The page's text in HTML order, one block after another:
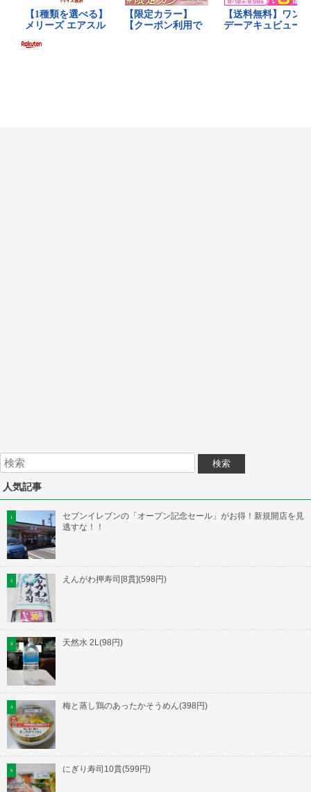
人気記事
セブンイレブンの「オープン記念セール」がお得！新規開店を見
逃すな！！
えんがわ押寿司[8貫](598円)
天然水 2L(98円)
梅と蒸し鶏のあったかそうめん(398円)
にぎり寿司10貫(599円)